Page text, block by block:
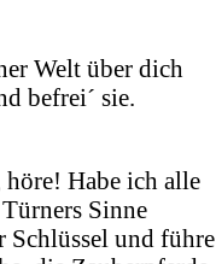
Welt über dich
befrei´ sie.
Habe ich alle
Sinne
Schlüssel und führe